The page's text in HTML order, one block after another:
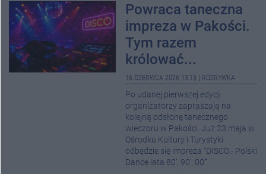
Powraca taneczna
impreza w Pakości.
Tym razem
królować...
16 CZERWCA 2026 13:13 | ROZRYWKA
Po udanej pierwszej edycji
organizatorzy zapraszają na
kolejną odsłonę tanecznego
wieczoru w Pakości. Już 23 maja w
Ośrodku Kultury i Turystyki
odbędzie się impreza "DISCO - Polski
Dance lata 80’, 90’, 00’”.